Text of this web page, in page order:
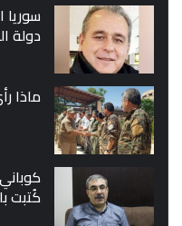
سوريا
دولة
ماذا
كُتبت